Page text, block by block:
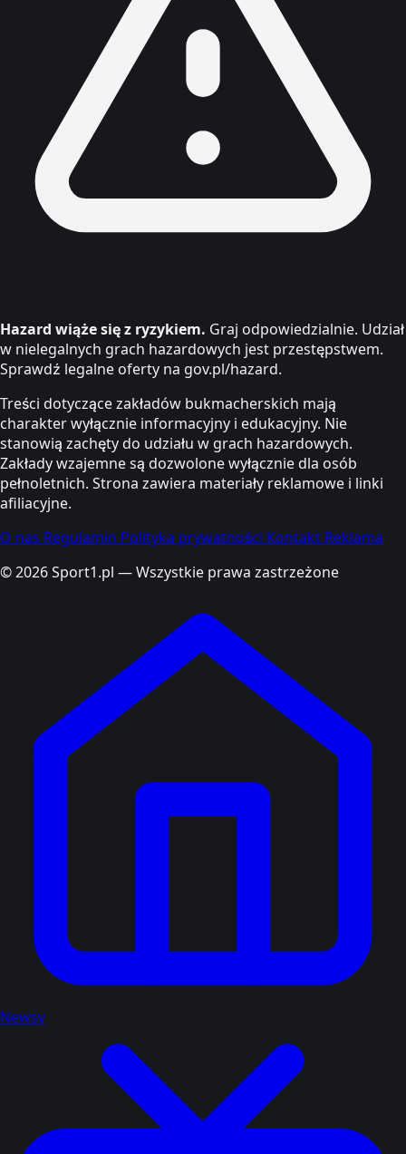
Hazard wiąże się z ryzykiem. Graj odpowiedzialnie. Udział
w nielegalnych grach hazardowych jest przestępstwem.
Sprawdź legalne oferty na gov.pl/hazard.
Treści dotyczące zakładów bukmacherskich mają
charakter wyłącznie informacyjny i edukacyjny. Nie
stanowią zachęty do udziału w grach hazardowych.
Zakłady wzajemne są dozwolone wyłącznie dla osób
pełnoletnich. Strona zawiera materiały reklamowe i linki
afiliacyjne.
O nas Regulamin Polityka prywatności Kontakt Reklama
© 2026 Sport1.pl — Wszystkie prawa zastrzeżone
Newsy